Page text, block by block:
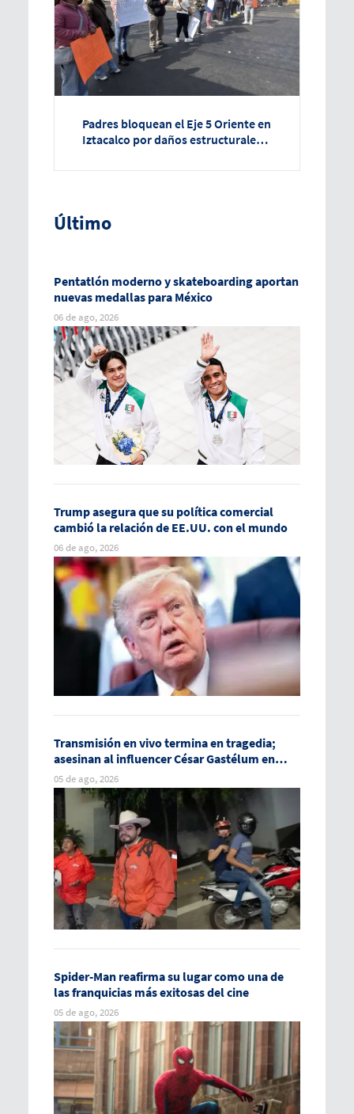
Padres bloquean el Eje 5 Oriente en
Iztacalco por daños estructurales
Último
Pentatlón moderno y skateboarding aportan
nuevas medallas para México
06 de ago, 2026
Trump asegura que su política comercial
cambió la relación de EE.UU. con el mundo
06 de ago, 2026
Transmisión en vivo termina en tragedia;
asesinan al influencer César Gastélum en
Culiacán
05 de ago, 2026
Spider-Man reafirma su lugar como una de
las franquicias más exitosas del cine
05 de ago, 2026